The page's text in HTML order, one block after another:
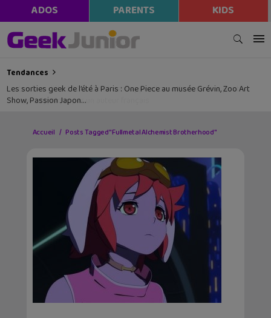
ADOS PARENTS KIDS
Tendances
Les sorties geek de l’été à Paris : One Piece au musée Grévin, Zoo Art
Show, Passion Japon…
Accueil Posts Tagged "Fullmetal Alchemist Brotherhood"